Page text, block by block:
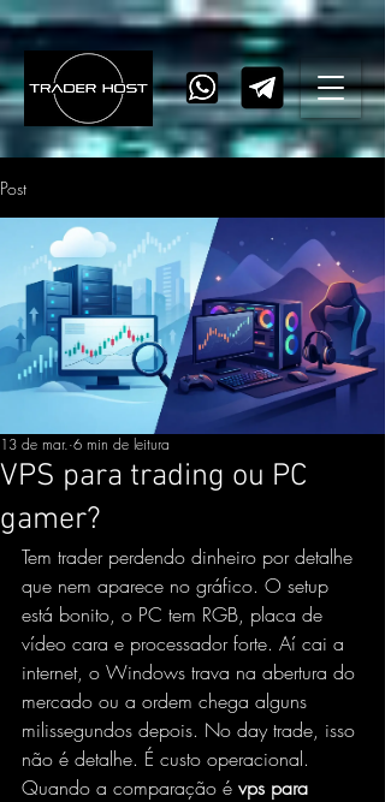
Post
VPS para trading ou PC
gamer?
13 de mar. 6 min de leitura
Tem trader perdendo dinheiro por detalhe
que nem aparece no gráfico. O setup
está bonito, o PC tem RGB, placa de
vídeo cara e processador forte. Aí cai a
internet, o Windows trava na abertura do
mercado ou a ordem chega alguns
milissegundos depois. No day trade, isso
não é detalhe. É custo operacional.
Quando a comparação é vps para